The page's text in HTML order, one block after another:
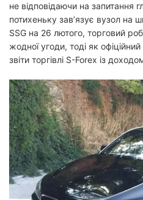
не відповідаючи на запитання
потихеньку зав’язує вузол на
SSG на 26 лютого, торговий
жодної угоди, тоді як
звіти торгівлі S-Forex із